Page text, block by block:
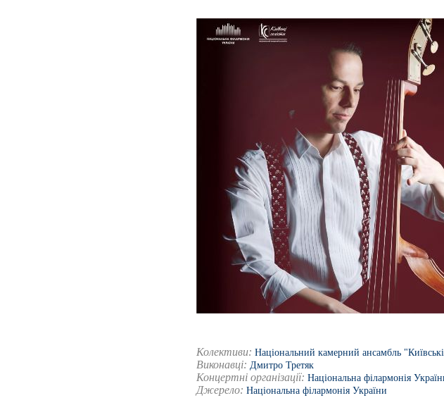
Колективи: Національний камерний ансамбль "Київські
Виконавці: Дмитро Третяк
Концертні організації: Національна філармонія
Джерело: Національна філармонія України